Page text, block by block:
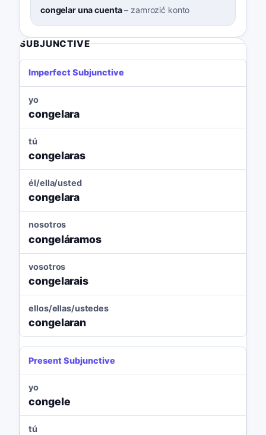
congelar una cuenta– zamrozić konto
SUBJUNCTIVE
Imperfect Subjunctive
yo
congelara
tú
congelaras
él/ella/usted
congelara
nosotros
congeláramos
vosotros
congelarais
ellos/ellas/ustedes
congelaran
Present Subjunctive
yo
congele
tú